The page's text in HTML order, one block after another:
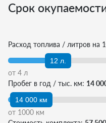
Срок
Расход топлива / литров на
12 л.
от 4 л
Пробег в год / тыс. км: 14
14 000 км
от 1000 км